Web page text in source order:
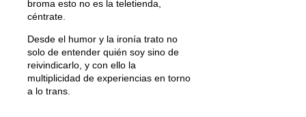
broma esto no es la teletienda,
céntrate.
Desde el humor y la ironía trato no
solo de entender quién soy sino de
reivindicarlo, y con ello la
multiplicidad de experiencias en torno
a lo trans.